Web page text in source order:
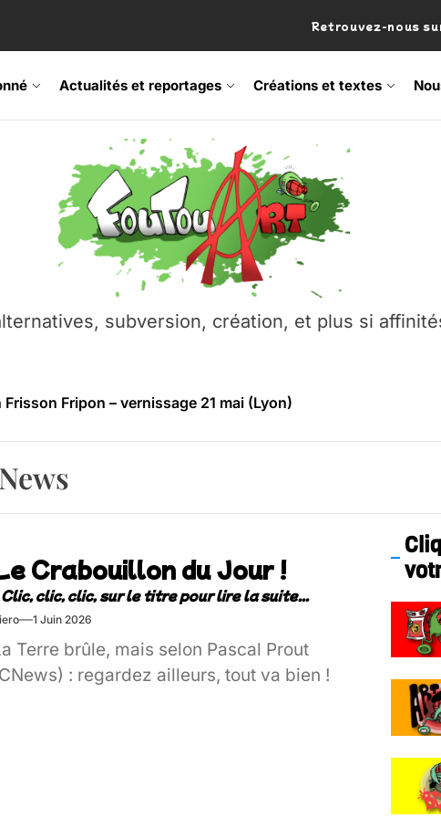
Retrouvez-nous
Actualités et reportages Créations et textes
subversion, création, et plus si
Frisson Fripon – vernissage 21 mai (Lyon)
Festival – Samedi 18 juillet (Vaulx-en-Velin)
– Ŝtono, un livre réalisé par Michaël Moretti & Pierre Lacôte
contre l’A412 à l’Établi (Haute-Savoie)
Fripon – vernissage 21 mai (Lyon)
Festival – Samedi 18 juillet (Vaulx-en-Velin)
Crabouillon du Jour !
1 Juin 2026
Terre brûle, mais selon Pascal Prout
: regardez ailleurs, tout va bien !